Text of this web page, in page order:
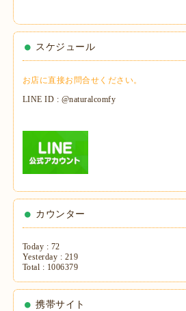
スケジュール
お店に直接お問合せください。
LINE ID : @naturalcomfy
カウンター
Today : 72
Yesterday : 219
Total : 1006379
携帯サイト